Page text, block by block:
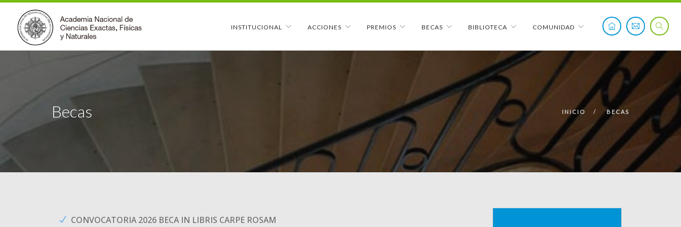
INSTITUCIONAL ACCIONES PREMIOS BECAS BIBLIOTECA COMUNIDAD
Becas INICIO BECAS
CONVOCATORIA 2026 BECA IN LIBRIS CARPE ROSAM